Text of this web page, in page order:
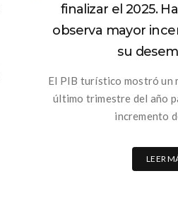
finalizar el 2025.
observa mayor
su
El PIB turístico mostró un
último trimestre del año
incremento
LEER